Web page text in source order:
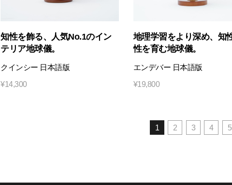
知性を飾る、人気No.1のイン
テリア地球儀。
クインシー 日本語版
¥14,300
地理学習をより深め、知
性を育む地球儀。
エンデバー 日本語版
¥19,800
1 2 3 4 5